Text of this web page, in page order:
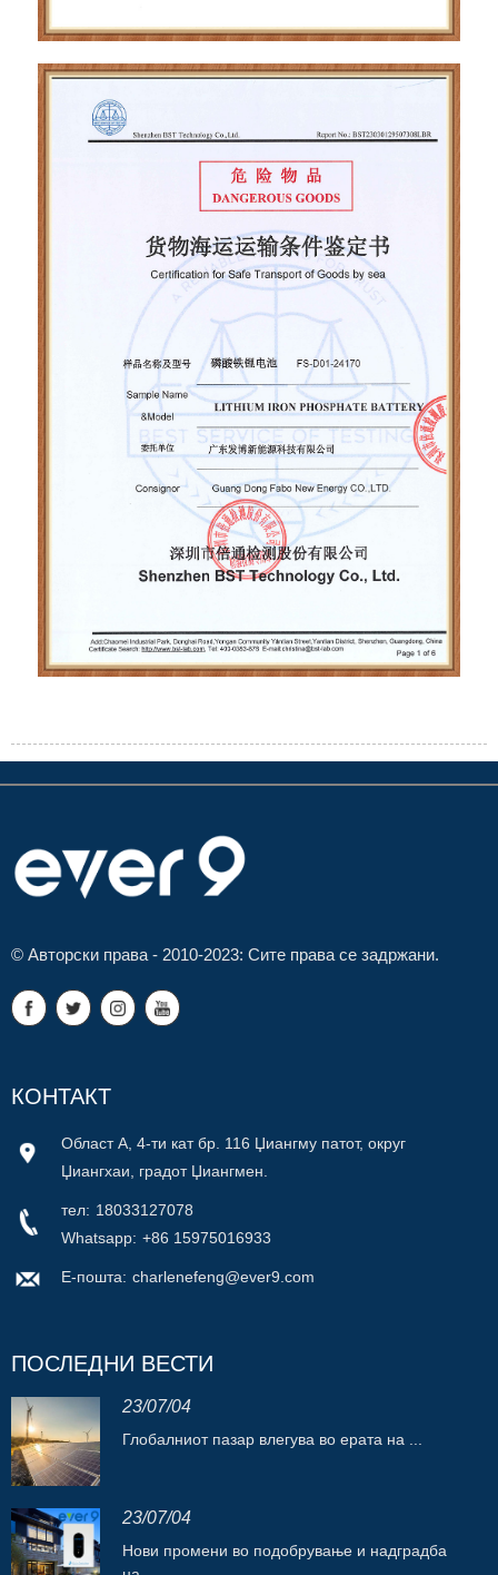
© Авторски права - 2010-2023: Сите права се задржани.
КОНТАКТ
Област А, 4-ти кат бр. 116 Џиангму патот, округ
Џиангхаи, градот Џиангмен.
тел: 18033127078
Whatsapp: +86 15975016933
Е-пошта: charlenefeng@ever9.com
ПОСЛЕДНИ ВЕСТИ
23/07/04
Глобалниот пазар влегува во ерата на ...
23/07/04
Нови промени во подобрување и надградба